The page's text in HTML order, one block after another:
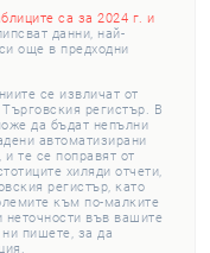
са за 2024 г. и
данни, най-
още в предходни
се извличат от
регистър. В
да бъдат непълни
автоматизирани
те се поправят от
хиляди отчети,
регистър, като
към по-малките
във вашите
пишете, за да